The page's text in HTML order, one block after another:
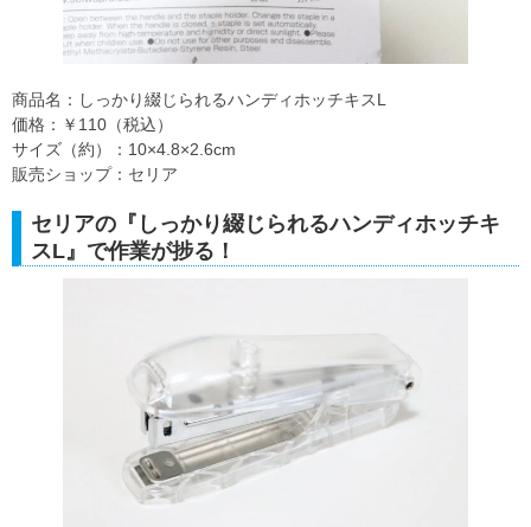
商品名：しっかり綴じられるハンディホッチキスL
価格：￥110（税込）
サイズ（約）：10×4.8×2.6cm
販売ショップ：セリア
セリアの『しっかり綴じられるハンディホッチキ
スL』で作業が捗る！